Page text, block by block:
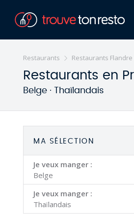
Restaurants Restaurants
Restaurants en
Belge · Thaïlandais
MA SÉLECTION
Je veux manger :
Belge
Je veux manger :
Thaïlandais